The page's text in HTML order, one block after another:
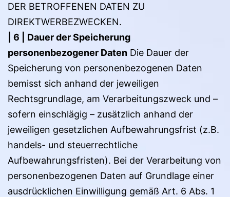
DER BETROFFENEN DATEN ZU
DIREKTWERBEZWECKEN.
| 6 | Dauer der Speicherung
personenbezogener Daten Die Dauer der
Speicherung von personenbezogenen Daten
bemisst sich anhand der jeweiligen
Rechtsgrundlage, am Verarbeitungszweck und –
sofern einschlägig – zusätzlich anhand der
jeweiligen gesetzlichen Aufbewahrungsfrist (z.B.
handels- und steuerrechtliche
Aufbewahrungsfristen). Bei der Verarbeitung von
personenbezogenen Daten auf Grundlage einer
ausdrücklichen Einwilligung gemäß Art. 6 Abs. 1